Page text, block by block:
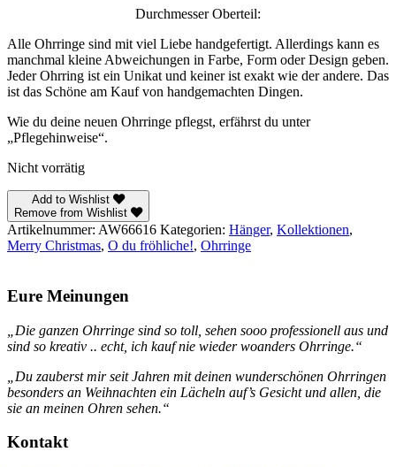
Durchmesser Oberteil:
Alle Ohrringe sind mit viel Liebe handgefertigt. Allerdings kann es
manchmal kleine Abweichungen in Farbe, Form oder Design geben.
Jeder Ohrring ist ein Unikat und keiner ist exakt wie der andere. Das
ist das Schöne am Kauf von handgemachten Dingen.
Wie du deine neuen Ohrringe pflegst, erfährst du unter
„Pflegehinweise“.
Nicht vorrätig
Add to Wishlist
Remove from Wishlist
Artikelnummer: AW66616 Kategorien: Hänger, Kollektionen,
Merry Christmas, O du fröhliche!, Ohrringe
Eure Meinungen
„Die ganzen Ohrringe sind so toll, sehen sooo professionell aus und
sind so kreativ .. echt, ich kauf nie wieder woanders Ohrringe.“
„Du zauberst mir seit Jahren mit deinen wunderschönen Ohrringen
besonders an Weihnachten ein Lächeln auf’s Gesicht und allen, die
sie an meinen Ohren sehen.“
Kontakt